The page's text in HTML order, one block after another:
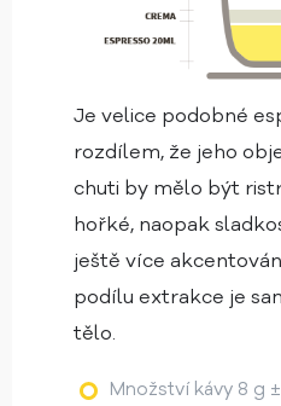
Je velice podobné
rozdílem, že jeho
chuti by mělo být
hořké, naopak
ještě více
podílu extrakce je
tělo.
Množství kávy 8 g ±